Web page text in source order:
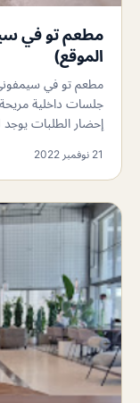
مطعم تو في
الموقع)
مطعم تو في
جلسات داخلية
إحضار الطلبات يوجد
21 نوفمبر 2022